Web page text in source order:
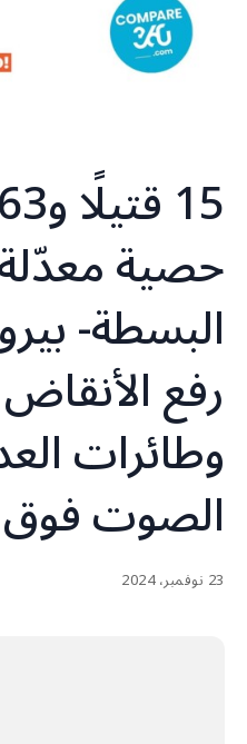
حصية
البسطة-
رفع
وطائرات
الصوت
23 نوفمبر، 2024